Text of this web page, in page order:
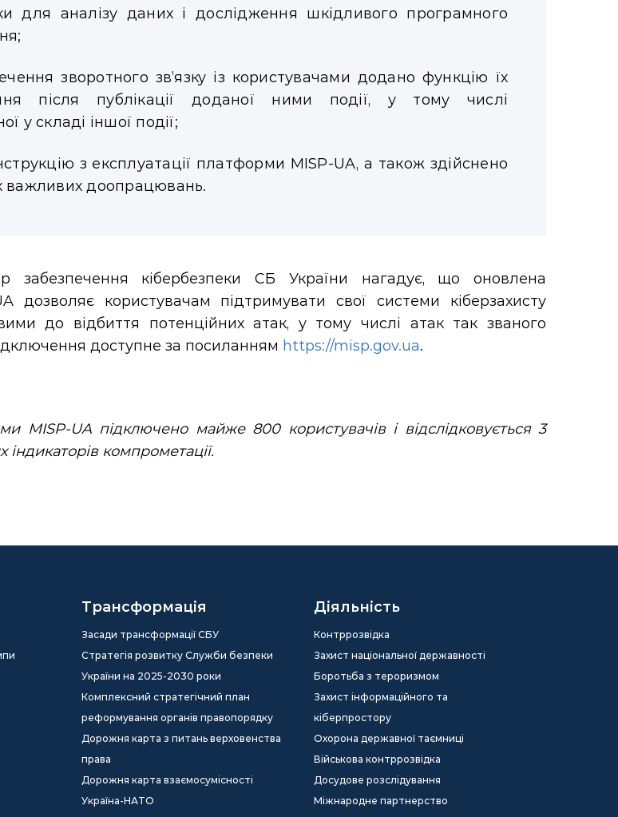
для аналізу даних і дослідження шкідливого програмного
зворотного зв’язку із користувачами додано функцію їх
після публікації доданої ними події, у тому числі
у складі іншої події;
з експлуатації платформи MISP-UA, а також здійснено
важливих доопрацювань.
забезпечення кібербезпеки СБ України нагадує, що оновлена
дозволяє користувачам підтримувати свої системи кіберзахисту
до відбиття потенційних атак, у тому числі атак так званого
доступне за посиланням https://misp.gov.ua.
MISP-UA підключено майже 800 користувачів і відслідковується 3
індикаторів компрометації.
Трансформація
Засади трансформації СБУ
Стратегія розвитку Служби безпеки
України на 2025-2030 роки
Комплексний стратегічний план
реформування органів правопорядку
Дорожня карта з питань верховенства
права
Дорожня карта взаємосумісності
Україна-НАТО
Діяльність
Контррозвідка
Захист національної державності
Боротьба з тероризмом
Захист інформаційного та
кіберпростору
Охорона державної таємниці
Військова контррозвідка
Досудове розслідування
Міжнародне партнерство